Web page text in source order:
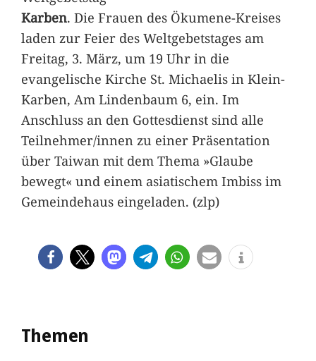
Karben. Die Frauen des Ökumene-Kreises
laden zur Feier des Weltgebetstages am
Freitag, 3. März, um 19 Uhr in die
evangelische Kirche St. Michaelis in Klein-
Karben, Am Lindenbaum 6, ein. Im
Anschluss an den Gottesdienst sind alle
Teilnehmer/innen zu einer Präsentation
über Taiwan mit dem Thema »Glaube
bewegt« und einem asiatischem Imbiss im
Gemeindehaus eingeladen. (zlp)
Themen